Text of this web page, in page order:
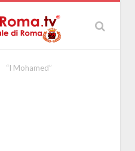
“I Mohamed”